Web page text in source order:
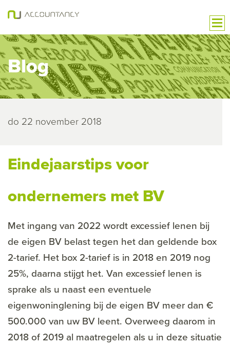
Blog
do 22 november 2018
Eindejaarstips voor
ondernemers met BV
Met ingang van 2022 wordt excessief lenen bij
de eigen BV belast tegen het dan geldende box
2-tarief. Het box 2-tarief is in 2018 en 2019 nog
25%, daarna stijgt het. Van excessief lenen is
sprake als u naast een eventuele
eigenwoninglening bij de eigen BV meer dan €
500.000 van uw BV leent. Overweeg daarom in
2018 of 2019 al maatregelen als u in deze situatie